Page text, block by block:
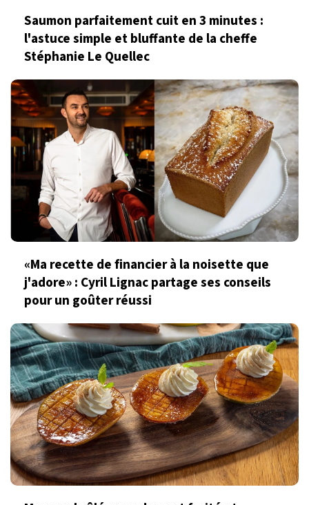
Saumon parfaitement cuit en 3 minutes :
l'astuce simple et bluffante de la cheffe
Stéphanie Le Quellec
«Ma recette de financier à la noisette que
j'adore» : Cyril Lignac partage ses conseils
pour un goûter réussi